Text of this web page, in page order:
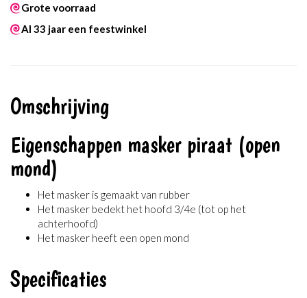
Grote voorraad
Al 33 jaar een feestwinkel
Omschrijving
Eigenschappen masker piraat (open
mond)
Het masker is gemaakt van rubber
Het masker bedekt het hoofd 3/4e (tot op het
achterhoofd)
Het masker heeft een open mond
Specificaties